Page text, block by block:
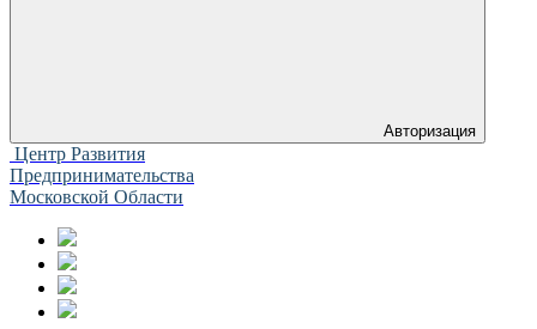
Авторизация
Центр Развития
Предпринимательства
Московской Области